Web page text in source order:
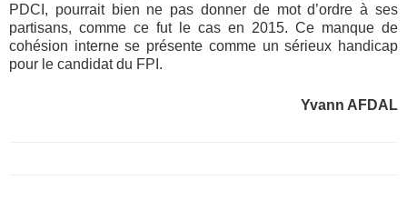
PDCI, pourrait bien ne pas donner de mot d’ordre à ses
partisans, comme ce fut le cas en 2015. Ce manque de
cohésion interne se présente comme un sérieux handicap
pour le candidat du FPI.
Yvann AFDAL